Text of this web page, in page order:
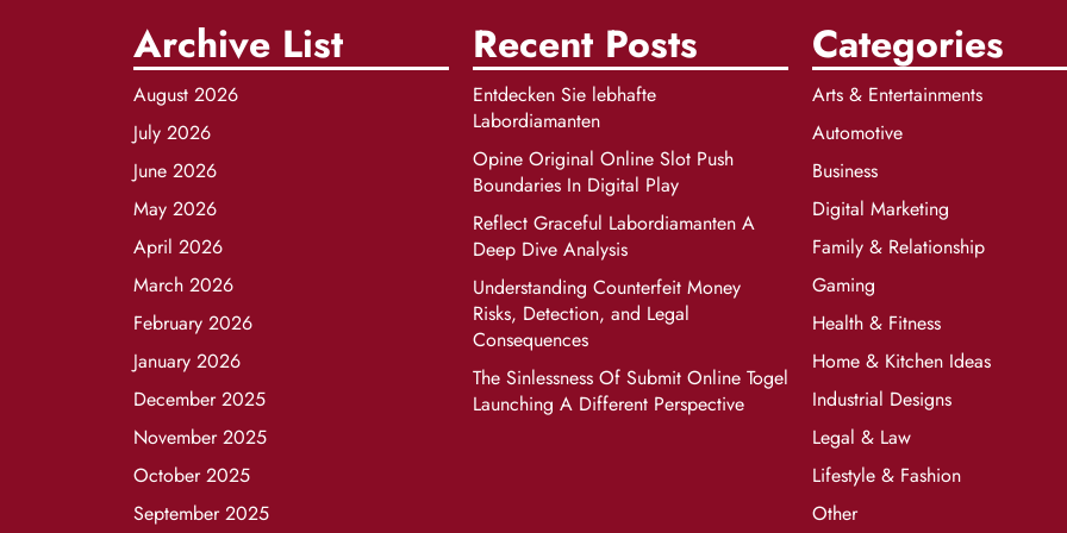
Archive List
August 2026
July 2026
June 2026
May 2026
April 2026
March 2026
February 2026
January 2026
December 2025
November 2025
October 2025
September 2025
Recent Posts
Entdecken Sie lebhafte
Labordiamanten
Opine Original Online Slot Push
Boundaries In Digital Play
Reflect Graceful Labordiamanten A
Deep Dive Analysis
Understanding Counterfeit Money
Risks, Detection, and Legal
Consequences
The Sinlessness Of Submit Online Togel
Launching A Different Perspective
Categories
Arts & Entertainments
Automotive
Business
Digital Marketing
Family & Relationship
Gaming
Health & Fitness
Home & Kitchen Ideas
Industrial Designs
Legal & Law
Lifestyle & Fashion
Other